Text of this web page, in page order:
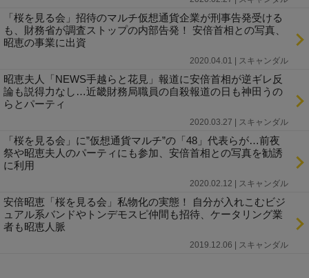
「桜を見る会」招待のマルチ仮想通貨企業が刑事告発受ける
も、財務省が調査ストップの内部告発！ 安倍首相との写真、
昭恵の事業に出資
2020.04.01 | スキャンダル
昭恵夫人「NEWS手越らと花見」報道に安倍首相が逆ギレ反
論も説得力なし…近畿財務局職員の自殺報道の日も神田うの
らとパーティ
2020.03.27 | スキャンダル
「桜を見る会」に”仮想通貨マルチ”の「48」代表らが…前夜
祭や昭恵夫人のパーティにも参加、安倍首相との写真を勧誘
に利用
2020.02.12 | スキャンダル
安倍昭恵「桜を見る会」私物化の実態！ 自分が入れこむビジ
ュアル系バンドやトンデモスピ仲間も招待、ケータリング業
者も昭恵人脈
2019.12.06 | スキャンダル